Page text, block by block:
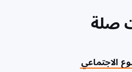
صلة
الاجتماعي